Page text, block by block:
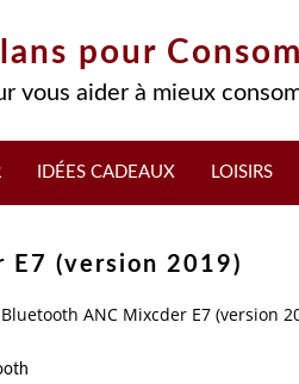
pour
vous aider à mieux
IDÉES CADEAUX LOISIRS
E7 (version 2019)
ANC Mixcder E7 (version